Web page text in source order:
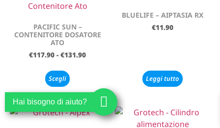
PACIFIC SUN –
CONTENITORE DOSATORE
ATO
€117.90 - €131.90
Scegli
BLUELIFE – AIPTASIA RX
€11.90
Leggi tutto
Hai bisogno di aiuto?